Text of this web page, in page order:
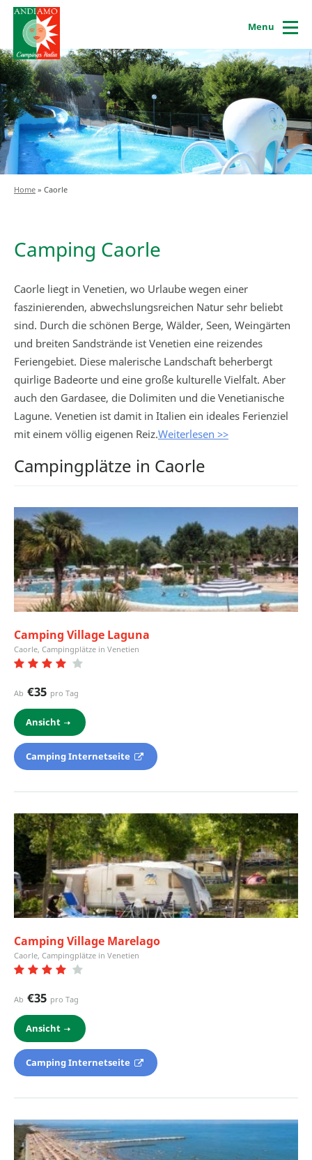
Menu
Home » Caorle
Camping Caorle
Caorle liegt in Venetien, wo Urlaube wegen einer
faszinierenden, abwechslungsreichen Natur sehr beliebt
sind. Durch die schönen Berge, Wälder, Seen, Weingärten
und breiten Sandstrände ist Venetien eine reizendes
Feriengebiet. Diese malerische Landschaft beherbergt
quirlige Badeorte und eine große kulturelle Vielfalt. Aber
auch den Gardasee, die Dolimiten und die Venetianische
Lagune. Venetien ist damit in Italien ein ideales Ferienziel
mit einem völlig eigenen Reiz.Weiterlesen >>
Campingplätze in Caorle
Camping Village Laguna
Caorle, Campingplätze in Venetien
Ab €35 pro Tag
Ansicht
Camping Internetseite
Camping Village Marelago
Caorle, Campingplätze in Venetien
Ab €35 pro Tag
Ansicht
Camping Internetseite